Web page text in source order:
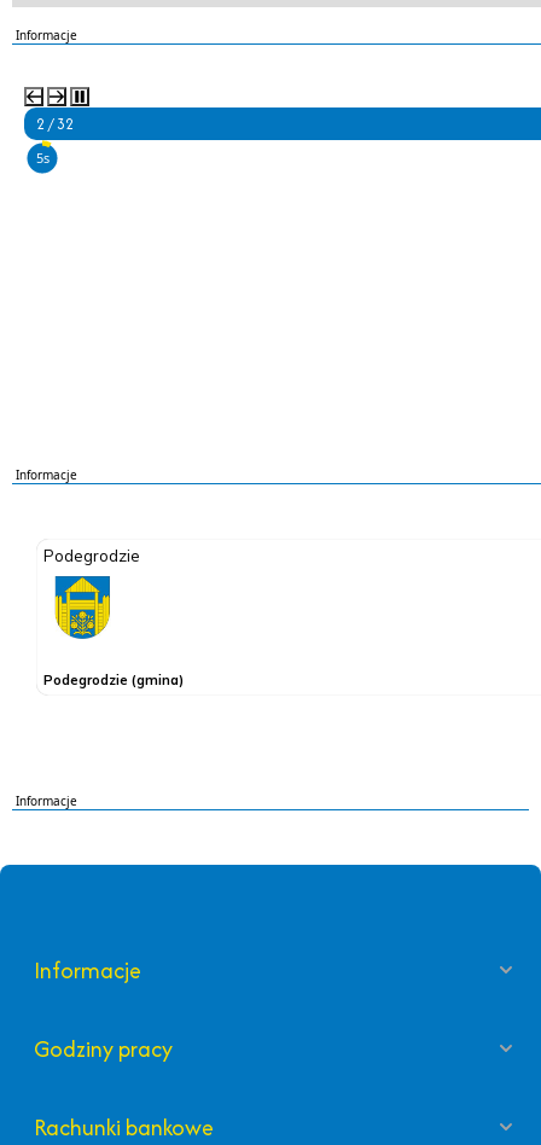
Informacje
2 / 32
4s
Informacje
Informacje
Informacje
Godziny pracy
Rachunki bankowe